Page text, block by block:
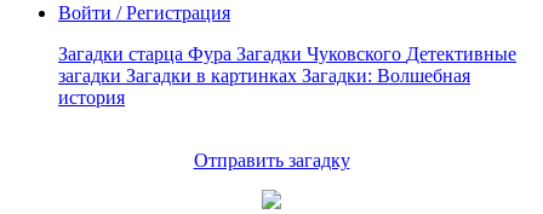
Войти / Регистрация
Загадки старца Фура Загадки Чуковского Детективные
загадки Загадки в картинках Загадки: Волшебная
история
Отправить загадку